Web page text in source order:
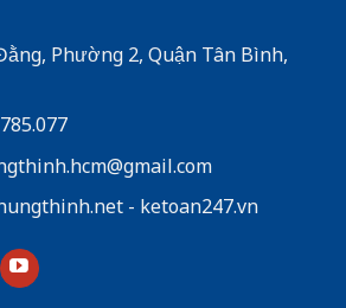
Phường 2, Quận Tân Bình,
-ketoan247.vn